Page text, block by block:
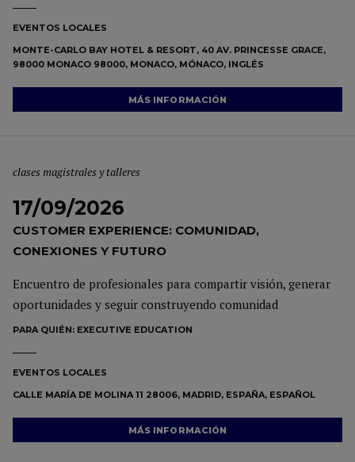
EVENTOS LOCALES
MONTE-CARLO BAY HOTEL & RESORT, 40 AV. PRINCESSE GRACE,
98000 MONACO 98000, MONACO, MÓNACO, INGLÉS
MÁS INFORMACIÓN
clases magistrales y talleres
17/09/2026
CUSTOMER EXPERIENCE: COMUNIDAD,
CONEXIONES Y FUTURO
Encuentro de profesionales para compartir visión, generar
oportunidades y seguir construyendo comunidad
PARA QUIÉN: EXECUTIVE EDUCATION
EVENTOS LOCALES
CALLE MARÍA DE MOLINA 11 28006, MADRID, ESPAÑA, ESPAÑOL
MÁS INFORMACIÓN